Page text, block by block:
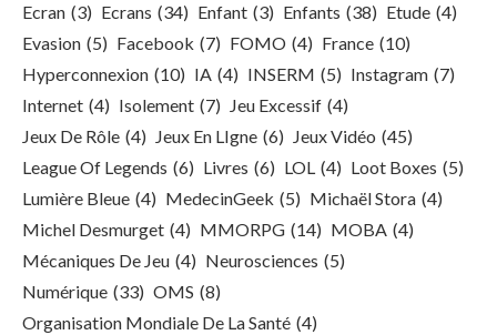
Ecran (3) Ecrans (34) Enfant (3) Enfants (38) Etude (4)
Evasion (5) Facebook (7) FOMO (4) France (10)
Hyperconnexion (10) IA (4) INSERM (5) Instagram (7)
Internet (4) Isolement (7) Jeu Excessif (4)
Jeux De Rôle (4) Jeux En LIgne (6) Jeux Vidéo (45)
League Of Legends (6) Livres (6) LOL (4) Loot Boxes (5)
Lumière Bleue (4) MedecinGeek (5) Michaël Stora (4)
Michel Desmurget (4) MMORPG (14) MOBA (4)
Mécaniques De Jeu (4) Neurosciences (5)
Numérique (33) OMS (8)
Organisation Mondiale De La Santé (4)